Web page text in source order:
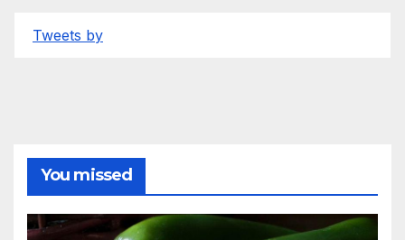
Tweets by
You missed